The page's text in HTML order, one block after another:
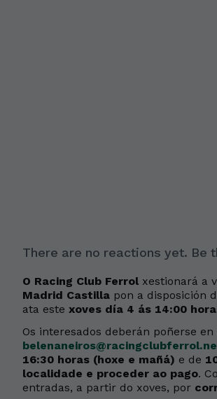
There are no reactions yet. Be
O Racing Club Ferrol xestionará a
Madrid Castilla pon a disposición
ata este xoves día 4 ás 14:00
Os interesados deberán poñerse
16:30 horas (hoxe e mañá) e de
localidade e proceder ao pago.
entradas, a partir do xoves, por